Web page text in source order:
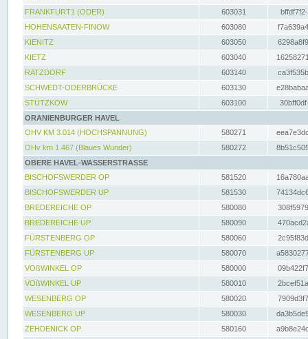
FRANKFURT1 (ODER)
603031
HOHENSAATEN-FINOW
603080
KIENITZ
603050
KIETZ
603040
RATZDORF
603140
SCHWEDT-ODERBRÜCKE
603130
STÜTZKOW
603100
ORANIENBURGER HAVEL
OHV KM 3.014 (HOCHSPANNUNG)
580271
OHv km 1.467 (Blaues Wunder)
580272
OBERE HAVEL-WASSERSTRASSE
BISCHOFSWERDER OP
581520
BISCHOFSWERDER UP
581530
BREDEREICHE OP
580080
BREDEREICHE UP
580090
FÜRSTENBERG OP
580060
FÜRSTENBERG UP
580070
VOßWINKEL OP
580000
VOßWINKEL UP
580010
WESENBERG OP
580020
WESENBERG UP
580030
ZEHDENICK OP
580160